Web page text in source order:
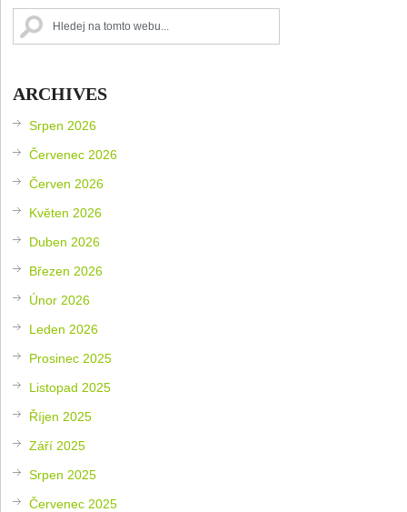
ARCHIVES
Srpen 2026
Červenec 2026
Červen 2026
Květen 2026
Duben 2026
Březen 2026
Únor 2026
Leden 2026
Prosinec 2025
Listopad 2025
Říjen 2025
Září 2025
Srpen 2025
Červenec 2025